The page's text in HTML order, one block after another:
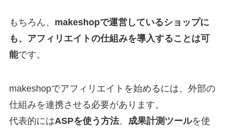
もちろん、 makeshopで運営しているショップに
も、アフィリエイトの仕組みを導入することは可
能です。
makeshopでアフィリエイトを始めるには、外部の
仕組みを連携させる必要があります。
代表的にはASPを使う方法、 成果計測ツールを使